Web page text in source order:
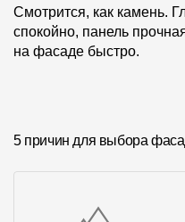
Смотрится, как камень.
спокойно, панель
на фасаде быстро.
5 причин для выбора